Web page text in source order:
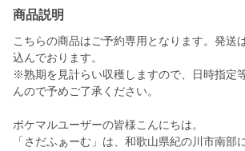
商品説明
こちらの商品はご予約専用となります。発送
込んでおります。
※熟期を見計らい収穫しますので、日時指定
んので予めご了承ください。
ポケマルユーザーの皆様こんにちは。
「さだふぁーむ」は、和歌山県紀の川市南部